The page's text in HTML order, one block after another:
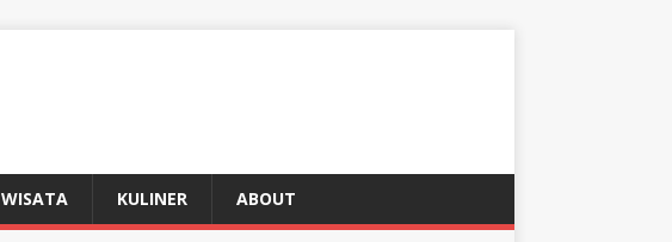
WISATA KULINER ABOUT